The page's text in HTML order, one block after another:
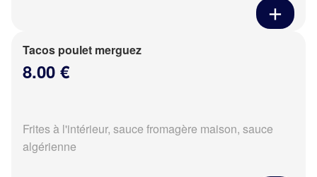
Tacos poulet merguez
8.00 €
Frites à l'intérieur, sauce fromagère maison, sauce
algérienne